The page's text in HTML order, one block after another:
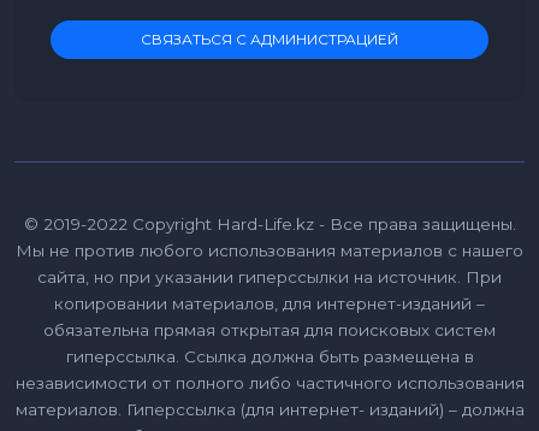
СВЯЗАТЬСЯ С АДМИНИСТРАЦИЕЙ
© 2019-2022 Copyright Hard-Life.kz - Все права защищены.
Мы не против любого использования материалов с нашего
сайта, но при указании гиперссылки на источник. При
копировании материалов, для интернет-изданий –
обязательна прямая открытая для поисковых систем
гиперссылка. Ссылка должна быть размещена в
независимости от полного либо частичного использования
материалов. Гиперссылка (для интернет- изданий) – должна